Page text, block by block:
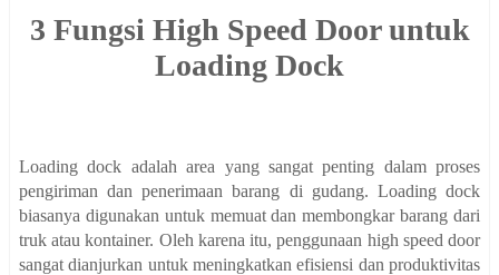
3 Fungsi High Speed Door untuk
Loading Dock
Loading dock adalah area yang sangat penting dalam proses
pengiriman dan penerimaan barang di gudang. Loading dock
biasanya digunakan untuk memuat dan membongkar barang dari
truk atau kontainer. Oleh karena itu, penggunaan high speed door
sangat dianjurkan untuk meningkatkan efisiensi dan produktivitas